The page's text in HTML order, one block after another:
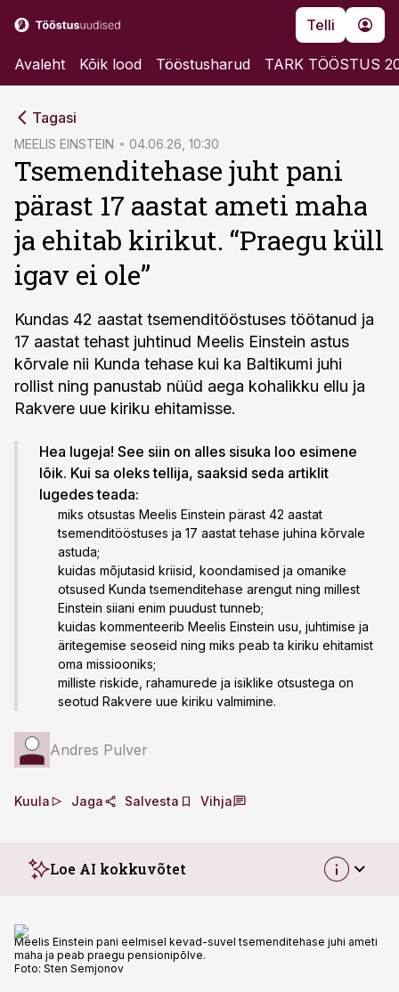
Telli
Avaleht Kõik lood Tööstusharud TARK TÖÖSTUS
Tagasi
MEELIS EINSTEIN 04.06.26, 10:30
Tsemenditehase juht pani
pärast 17 aastat ameti maha
ja ehitab kirikut. “Praegu küll
igav ei ole”
Kundas 42 aastat tsemenditööstuses töötanud ja
17 aastat tehast juhtinud Meelis Einstein astus
kõrvale nii Kunda tehase kui ka Baltikumi juhi
rollist ning panustab nüüd aega kohalikku ellu ja
Rakvere uue kiriku ehitamisse.
Hea lugeja! See siin on alles sisuka loo esimene
lõik. Kui sa oleks tellija, saaksid seda artiklit
lugedes teada:
miks otsustas Meelis Einstein pärast 42 aastat
tsemenditööstuses ja 17 aastat tehase juhina kõrvale
astuda;
kuidas mõjutasid kriisid, koondamised ja omanike
otsused Kunda tsemenditehase arengut ning millest
Einstein siiani enim puudust tunneb;
kuidas kommenteerib Meelis Einstein usu, juhtimise ja
äritegemise seoseid ning miks peab ta kiriku ehitamist
oma missiooniks;
milliste riskide, rahamurede ja isiklike otsustega on
seotud Rakvere uue kiriku valmimine.
Andres Pulver
Kuula Jaga Salvesta Vihja
Loe AI kokkuvõtet
Meelis Einstein pani eelmisel kevad-suvel tsemenditehase juhi ameti
maha ja peab praegu pensionipõlve.
Foto: Sten Semjonov